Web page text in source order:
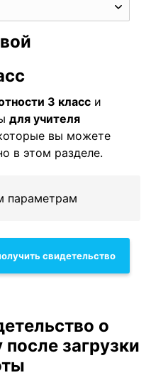
3 класс и
для учителя
вы можете
в этом разделе.
параметрам
свидетельство
о
загрузки